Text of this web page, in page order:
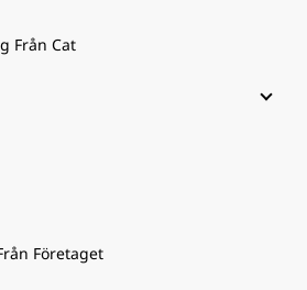
Från Cat
Företaget